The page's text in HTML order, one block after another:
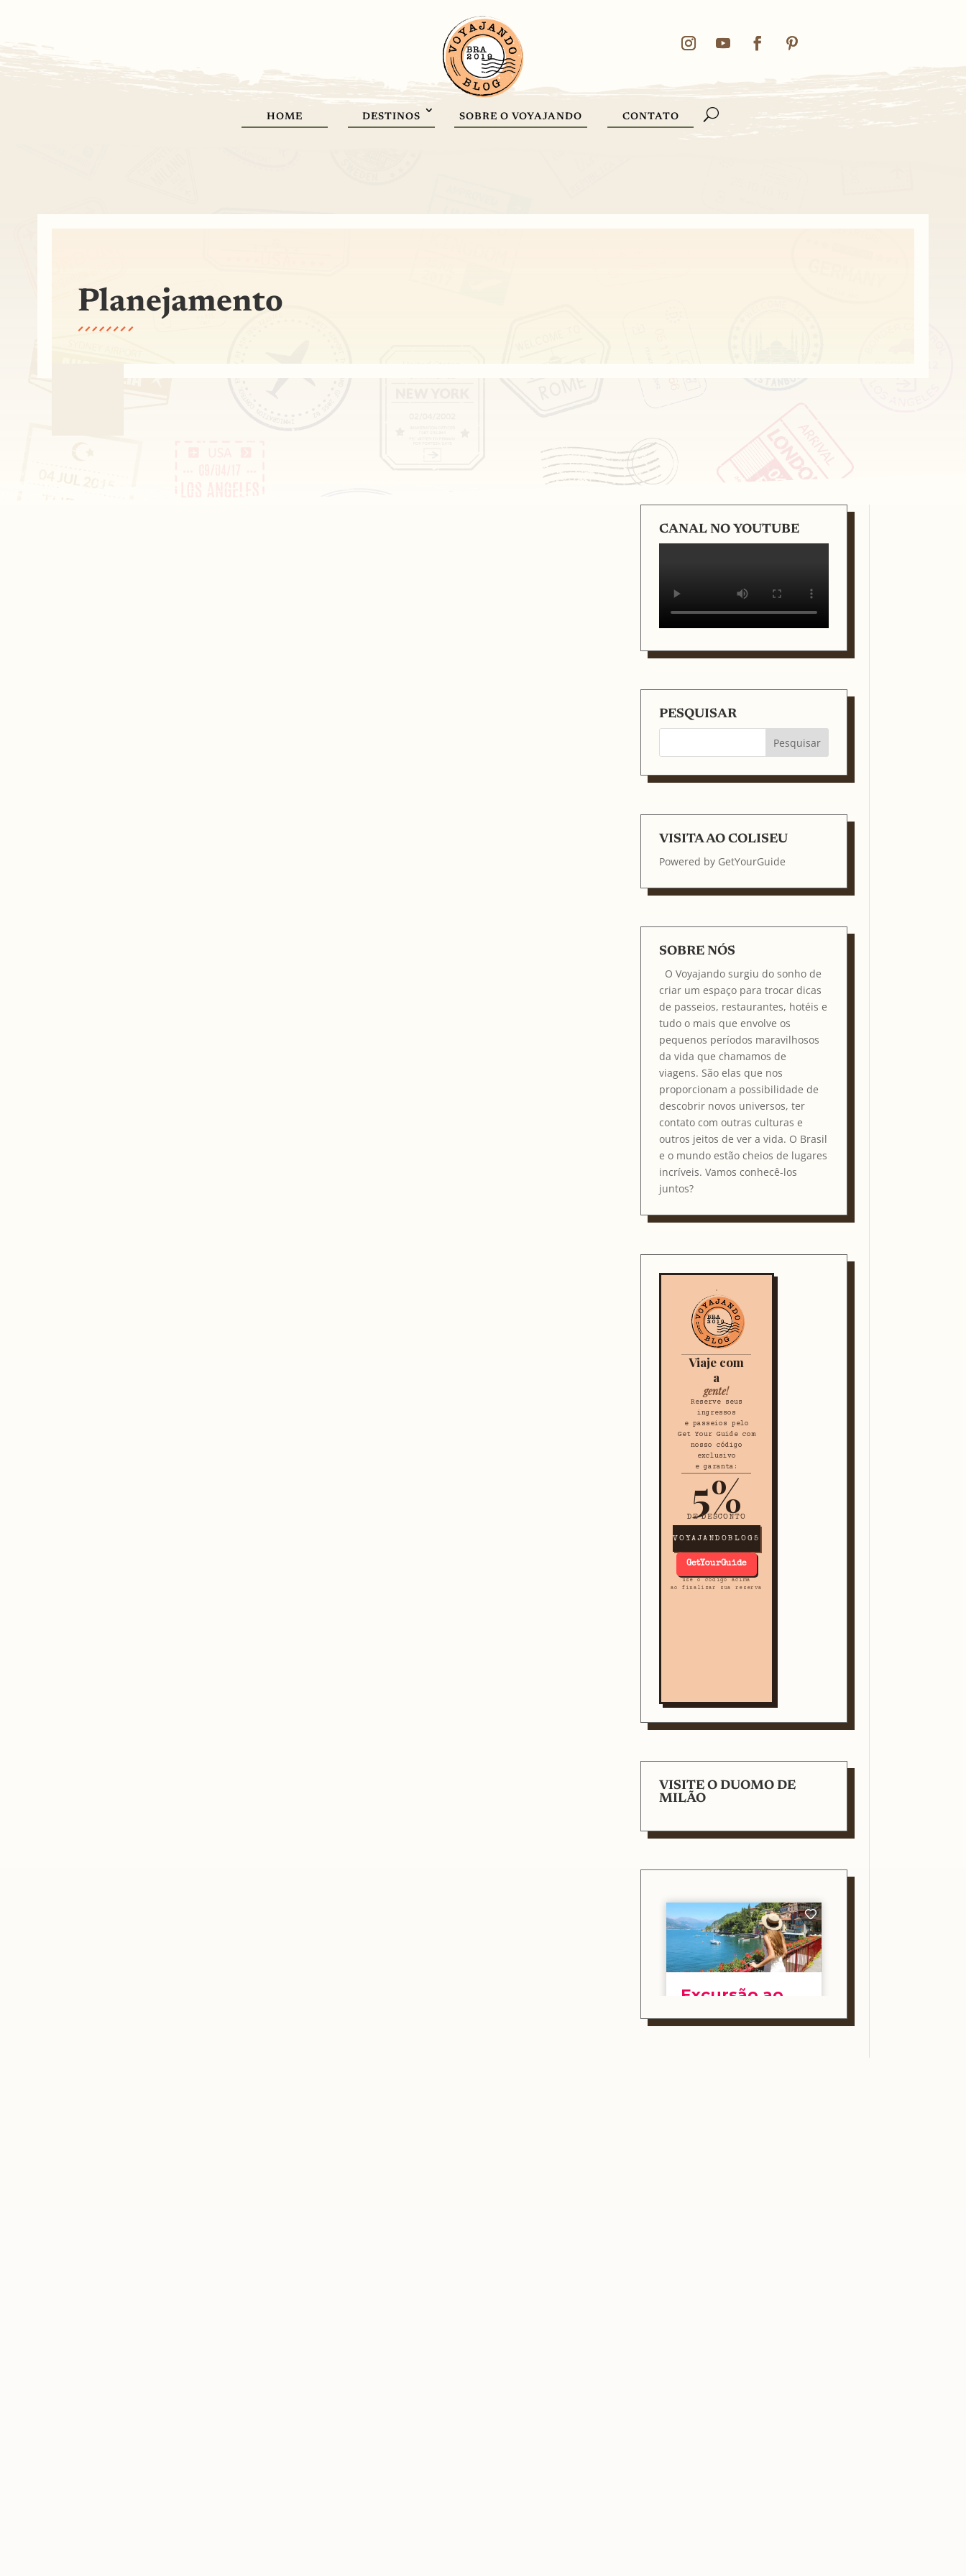
HOME DESTINOS SOBRE O VOYAJANDO CONTATO
Planejamento
CANAL NO YOUTUBE
PESQUISAR
VISITA AO COLISEU
Powered by GetYourGuide
SOBRE NÓS
O Voyajando surgiu do sonho de
criar um espaço para trocar dicas
de passeios, restaurantes, hotéis e
tudo o mais que envolve os
pequenos períodos maravilhosos
da vida que chamamos de
viagens. São elas que nos
proporcionam a possibilidade de
descobrir novos universos, ter
contato com outras culturas e
outros jeitos de ver a vida. O Brasil
e o mundo estão cheios de lugares
incríveis. Vamos conhecê-los
juntos?
Viaje com
a
gente!
Reserve seus
ingressos
e passeios pelo
Get Your Guide com
nosso código
exclusivo
e garanta:
5%
DE DESCONTO
VOYAJANDOBLOG5
GetYourGuide
use o código acima
ao finalizar sua reserva
VISITE O DUOMO DE
MILÃO